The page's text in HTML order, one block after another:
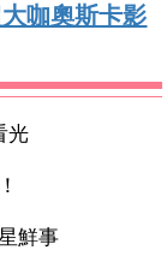
咖奧斯卡影
光
鮮事